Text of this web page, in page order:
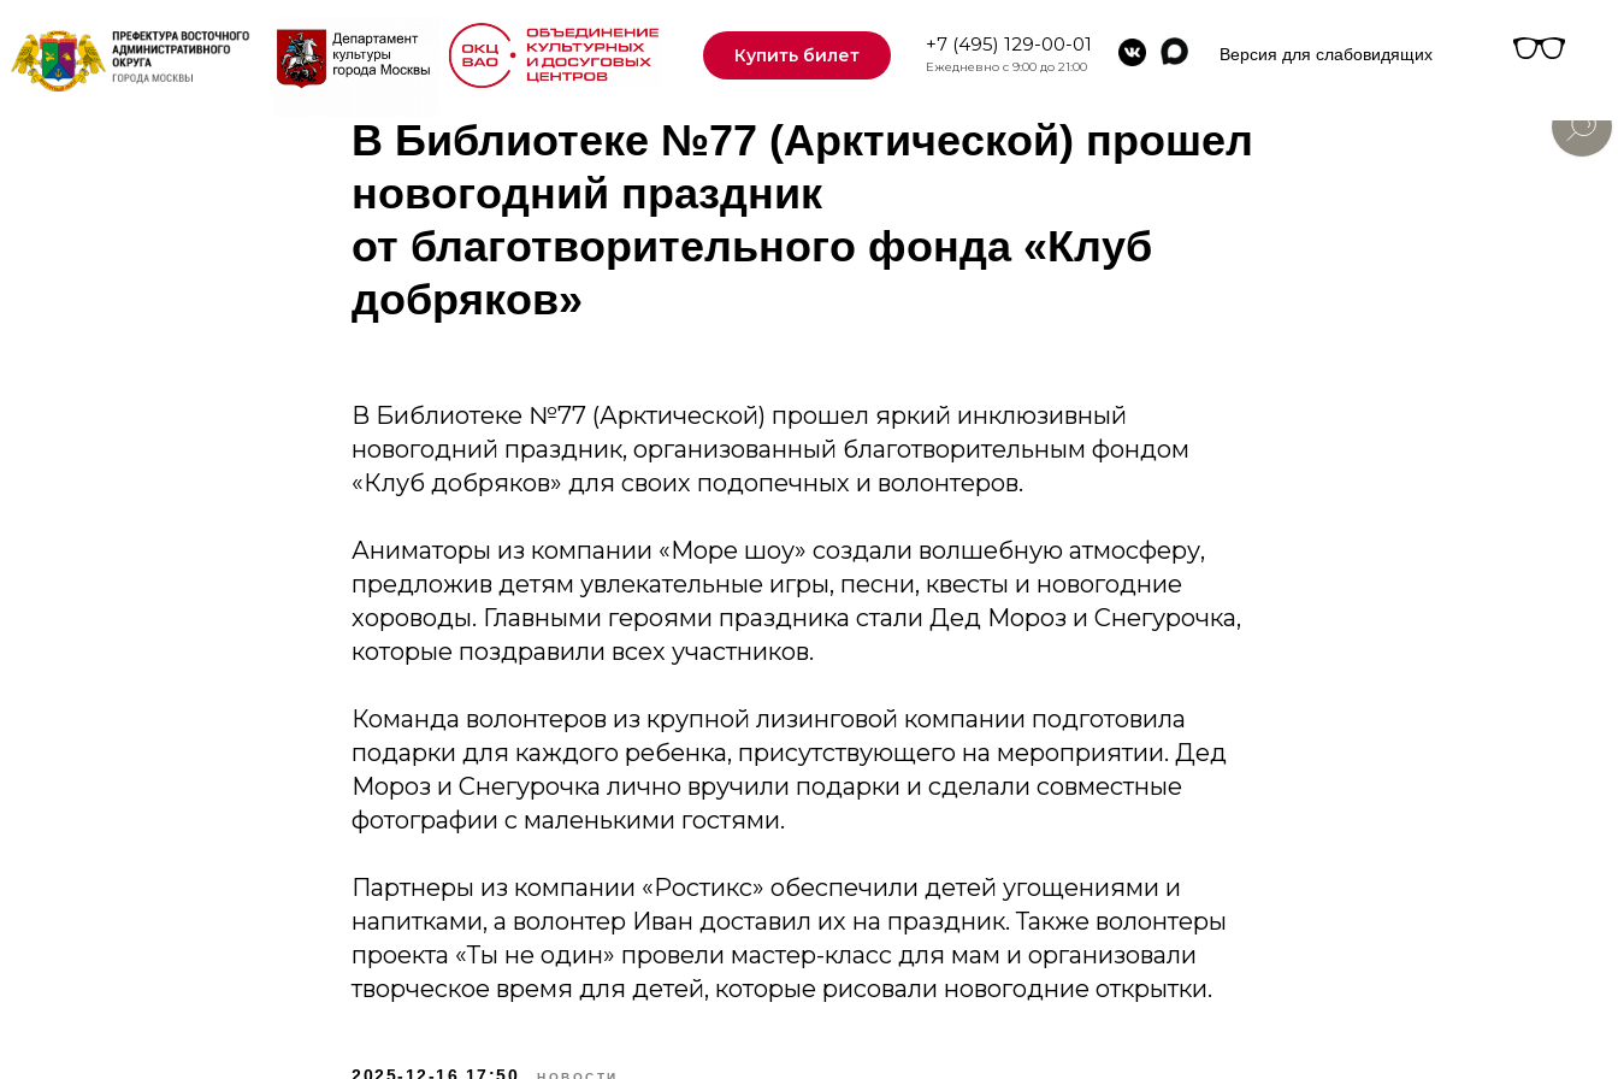
Версия для слабовидящих
Купить билет +7 (495) 129-00-01
Ежедневно с 9:00 до 21:00
В Библиотеке №77 (Арктической) прошел
новогодний праздник
от благотворительного фонда «Клуб
добряков»
В Библиотеке №77 (Арктической) прошел яркий инклюзивный
новогодний праздник, организованный благотворительным фондом
«Клуб добряков» для своих подопечных и волонтеров.
Аниматоры из компании «Море шоу» создали волшебную атмосферу,
предложив детям увлекательные игры, песни, квесты и новогодние
хороводы. Главными героями праздника стали Дед Мороз и Снегурочка,
которые поздравили всех участников.
Команда волонтеров из крупной лизинговой компании подготовила
подарки для каждого ребенка, присутствующего на мероприятии. Дед
Мороз и Снегурочка лично вручили подарки и сделали совместные
фотографии с маленькими гостями.
Партнеры из компании «Ростикс» обеспечили детей угощениями и
напитками, а волонтер Иван доставил их на праздник. Также волонтеры
проекта «Ты не один» провели мастер-класс для мам и организовали
творческое время для детей, которые рисовали новогодние открытки.